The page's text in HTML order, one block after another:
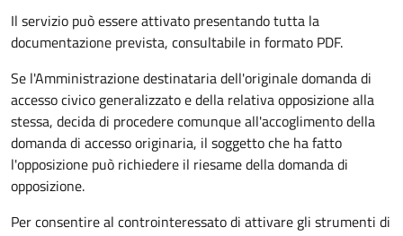
Il servizio può essere attivato presentando tutta la
documentazione prevista, consultabile in formato PDF.
Se l'Amministrazione destinataria dell'originale domanda di
accesso civico generalizzato e della relativa opposizione alla
stessa, decida di procedere comunque all'accoglimento della
domanda di accesso originaria, il soggetto che ha fatto
l'opposizione può richiedere il riesame della domanda di
opposizione.
Per consentire al controinteressato di attivare gli strumenti di